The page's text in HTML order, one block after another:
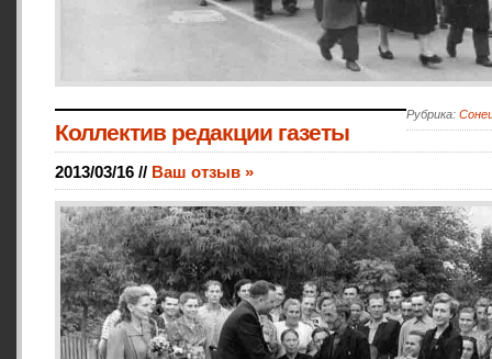
Рубрика:
Коллектив редакции газеты
2013/03/16 // Ваш отзыв »